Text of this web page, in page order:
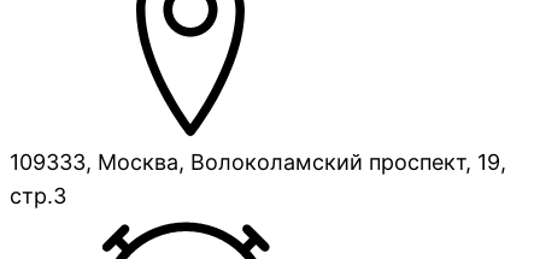
109333, Москва, Волоколамский проспект, 19,
стр.3